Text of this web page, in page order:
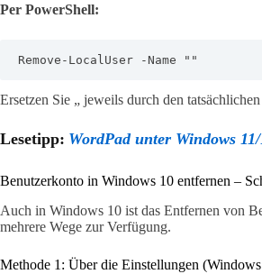
Per PowerShell:
Remove-LocalUser -Name ""
Ersetzen Sie „ jeweils durch den
Lesetipp: WordPad unter Windows
Benutzerkonto in Windows 10 entfernen –
Auch in Windows 10 ist das Entfernen von
mehrere Wege zur Verfügung.
Methode 1: Über die Einstellungen